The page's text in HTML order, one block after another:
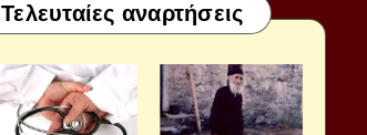
Τελευταίες αναρτήσεις